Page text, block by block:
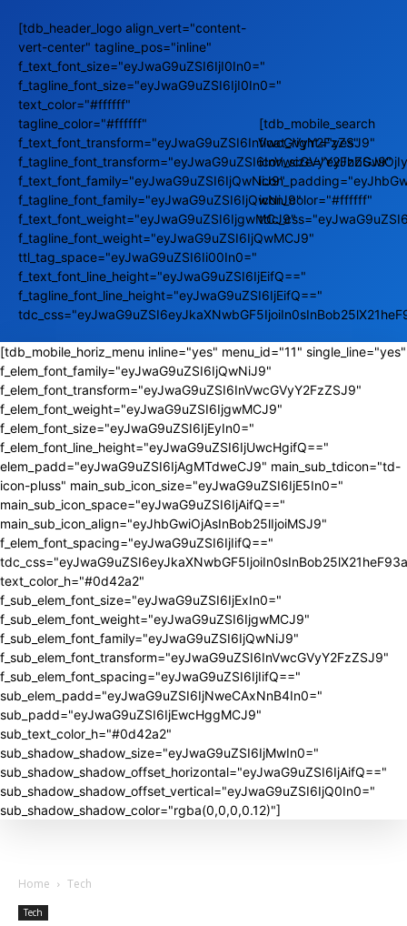
[tdb_header_logo align_vert="content-
vert-center" tagline_pos="inline"
f_text_font_size="eyJwaG9uZSI6IjI0In0="
f_tagline_font_size="eyJwaG9uZSI6IjI0In0="
text_color="#ffffff"
tagline_color="#ffffff"
f_text_font_transform="eyJwaG9uZSI6InVwcGVyY2FzZSJ9"
f_tagline_font_transform="eyJwaG9uZSI6InVwcGVyY2FzZSJ9"
f_text_font_family="eyJwaG9uZSI6IjQwNiJ9"
f_tagline_font_family="eyJwaG9uZSI6IjQwNiJ9"
f_text_font_weight="eyJwaG9uZSI6IjgwMCJ9"
f_tagline_font_weight="eyJwaG9uZSI6IjQwMCJ9"
ttl_tag_space="eyJwaG9uZSI6Ii00In0="
f_text_font_line_height="eyJwaG9uZSI6IjEifQ=="
f_tagline_font_line_height="eyJwaG9uZSI6IjEifQ=="
[tdb_mobile_search
float_right="yes"
icon_color="#ffffff"
[tdb_mobile_horiz_menu inline="yes" menu_id="11" single_line="yes"
f_elem_font_family="eyJwaG9uZSI6IjQwNiJ9"
f_elem_font_transform="eyJwaG9uZSI6InVwcGVyY2FzZSJ9"
f_elem_font_weight="eyJwaG9uZSI6IjgwMCJ9"
f_elem_font_size="eyJwaG9uZSI6IjEyIn0="
f_elem_font_line_height="eyJwaG9uZSI6IjUwcHgifQ=="
elem_padd="eyJwaG9uZSI6IjAgMTdweCJ9" main_sub_tdicon="td-
icon-pluss" main_sub_icon_size="eyJwaG9uZSI6IjE5In0="
main_sub_icon_space="eyJwaG9uZSI6IjAifQ=="
main_sub_icon_align="eyJhbGwiOjAsInBob25lIjoiMSJ9"
f_elem_font_spacing="eyJwaG9uZSI6IjIifQ=="
text_color_h="#0d42a2"
f_sub_elem_font_size="eyJwaG9uZSI6IjExIn0="
f_sub_elem_font_weight="eyJwaG9uZSI6IjgwMCJ9"
f_sub_elem_font_family="eyJwaG9uZSI6IjQwNiJ9"
f_sub_elem_font_transform="eyJwaG9uZSI6InVwcGVyY2FzZSJ9"
f_sub_elem_font_spacing="eyJwaG9uZSI6IjIifQ=="
sub_elem_padd="eyJwaG9uZSI6IjNweCAxNnB4In0="
sub_padd="eyJwaG9uZSI6IjEwcHggMCJ9"
sub_text_color_h="#0d42a2"
sub_shadow_shadow_size="eyJwaG9uZSI6IjMwIn0="
sub_shadow_shadow_offset_horizontal="eyJwaG9uZSI6IjAifQ=="
sub_shadow_shadow_offset_vertical="eyJwaG9uZSI6IjQ0In0="
sub_shadow_shadow_color="rgba(0,0,0,0.12)"]
Home Tech
Tech